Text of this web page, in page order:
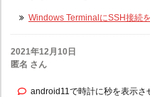
Windows TerminalにSSH接続
2021年12月10日
匿名 さん
android11で時計に秒を表示さ